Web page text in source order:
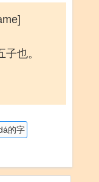
也。
的字